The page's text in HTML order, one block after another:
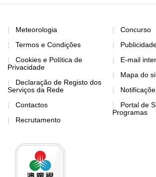
Meteorologia
Termos e Condições
Cookies e Política de
Privacidade
Declaração de Registo dos
Serviços da Rede
Contactos
Recrutamento
Concurso
E-mail
Mapa do
Portal de
Programas